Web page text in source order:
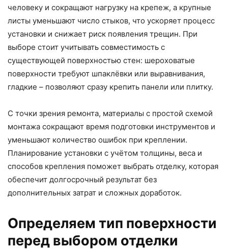
человеку и сокращают нагрузку на крепеж, а крупные
листы уменьшают число стыков, что ускоряет процесс
установки и снижает риск появления трещин. При
выборе стоит учитывать совместимость с
существующей поверхностью стен: шероховатые
поверхности требуют шпаклёвки или выравнивания,
гладкие – позволяют сразу крепить панели или плитку.
С точки зрения ремонта, материалы с простой схемой
монтажа сокращают время подготовки инструментов и
уменьшают количество ошибок при креплении.
Планирование установки с учётом толщины, веса и
способов крепления поможет выбрать отделку, которая
обеспечит долгосрочный результат без
дополнительных затрат и сложных доработок.
Определяем тип поверхности
перед выбором отделки